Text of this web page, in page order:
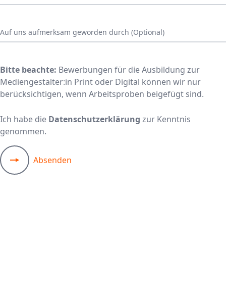
Auf uns aufmerksam geworden durch (Optional)
Bitte beachte: Bewerbungen für die Ausbildung zur
Mediengestalter:in Print oder Digital können wir nur
berücksichtigen, wenn Arbeitsproben beigefügt sind.
Ich habe die Datenschutzerklärung zur Kenntnis
genommen.
Absenden